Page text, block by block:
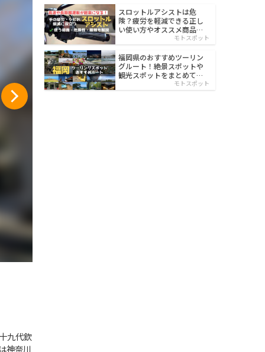
九代欽
神奈川
スロットルアシストは危
険？疲労を軽減できる正し
い使い方やオススメ商品を
モトスポット
福岡県のおすすめツーリン
グルート！絶景スポットや
観光スポットをまとめて紹
モトスポット